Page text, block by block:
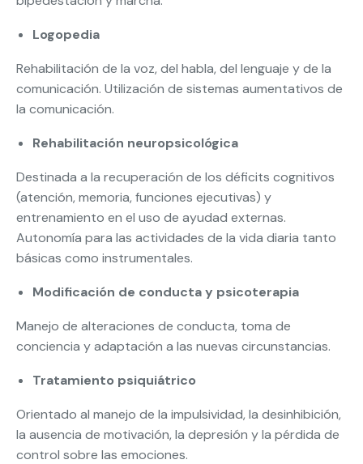
Logopedia
Rehabilitación de la voz, del habla, del lenguaje y de la
comunicación. Utilización de sistemas aumentativos de
la comunicación.
Rehabilitación neuropsicológica
Destinada a la recuperación de los déficits cognitivos
(atención, memoria, funciones ejecutivas) y
entrenamiento en el uso de ayudad externas.
Autonomía para las actividades de la vida diaria tanto
básicas como instrumentales.
Modificación de conducta y psicoterapia
Manejo de alteraciones de conducta, toma de
conciencia y adaptación a las nuevas circunstancias.
Tratamiento psiquiátrico
Orientado al manejo de la impulsividad, la desinhibición,
la ausencia de motivación, la depresión y la pérdida de
control sobre las emociones.